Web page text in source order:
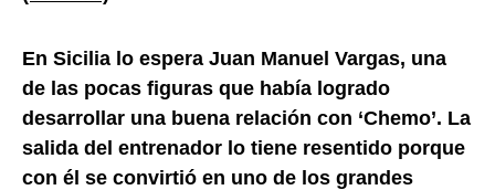
En Sicilia lo espera Juan Manuel Vargas, una
de las pocas figuras que había logrado
desarrollar una buena relación con ‘Chemo’. La
salida del entrenador lo tiene resentido porque
con él se convirtió en uno de los grandes